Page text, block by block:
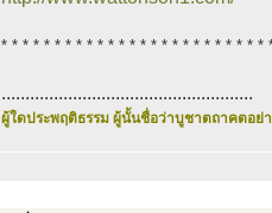
* * * * * * * * * * * * * * * * * * * * * * * * *
.....................................................
ผู้ใดประพฤติธรรม ผู้นั้นชื่อว่าบูชาตถาคตอย่า